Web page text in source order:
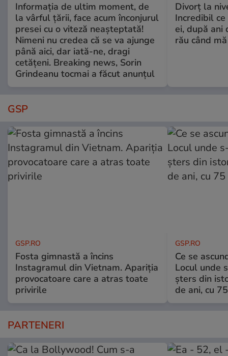
Informația de ultim moment, de
la vârful țării, face acum înconjurul
presei cu o viteză neașteptată!
Nimeni nu credea că se va ajunge
până aici, dar iată-ne, dragi
cetățeni. Breaking news, Sorin
Grindeanu tocmai a făcut anunțul
Divorț la
Incredibil
ei, după ani
rău când
GSP
GSP.RO
Fosta gimnastă a încins
Instagramul din Vietnam. Apariția
provocatoare care a atras toate
privirile
GSP.RO
Ce se
Locul unde
șters din
de ani, cu
PARTENERI